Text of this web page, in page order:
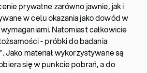
prywatne zarówno jawnie, jak i
w celu okazania jako dowód w
Natomiast całkowicie
- próbki do badania
Jako materiał wykorzystywane są
się w punkcie pobrań, a do